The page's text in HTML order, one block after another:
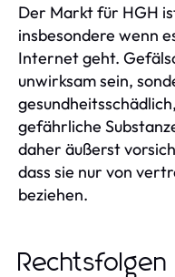
Der Markt für HGH
insbesondere wenn
Internet geht.
unwirksam sein,
gefährliche
daher äußerst
dass sie nur von
beziehen.